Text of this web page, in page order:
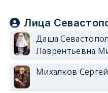
Лица
Даша
Лаврентьевна
Михалков